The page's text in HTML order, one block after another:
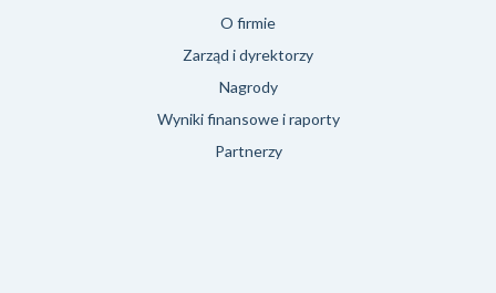
O firmie
Zarząd i dyrektorzy
Nagrody
Wyniki finansowe i raporty
Partnerzy